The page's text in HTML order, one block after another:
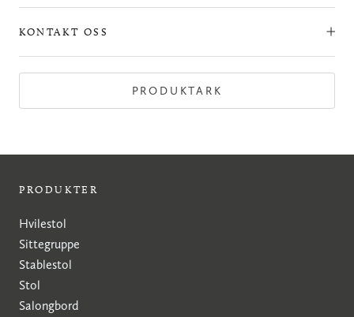
KONTAKT OSS
PRODUKTARK
PRODUKTER
Hvilestol
Sittegruppe
Stablestol
Stol
Salongbord